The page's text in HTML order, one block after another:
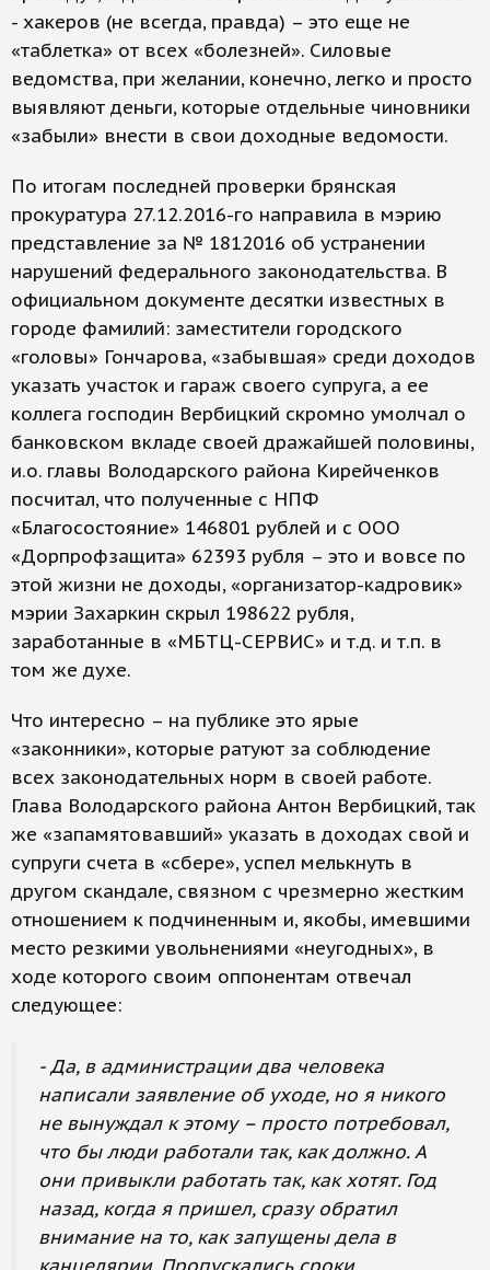
- хакеров (не всегда, правда) – это еще не
«таблетка» от всех «болезней». Силовые
ведомства, при желании, конечно, легко и просто
выявляют деньги, которые отдельные чиновники
«забыли» внести в свои доходные ведомости.
По итогам последней проверки брянская
прокуратура 27.12.2016-го направила в мэрию
представление за № 1812016 об устранении
нарушений федерального законодательства. В
официальном документе десятки известных в
городе фамилий: заместители городского
«головы» Гончарова, «забывшая» среди доходов
указать участок и гараж своего супруга, а ее
коллега господин Вербицкий скромно умолчал о
банковском вкладе своей дражайшей половины,
и.о. главы Володарского района Кирейченков
посчитал, что полученные с НПФ
«Благосостояние» 146801 рублей и с ООО
«Дорпрофзащита» 62393 рубля – это и вовсе по
этой жизни не доходы, «организатор-кадровик»
мэрии Захаркин скрыл 198622 рубля,
заработанные в «МБТЦ-СЕРВИС» и т.д. и т.п. в
том же духе.
Что интересно – на публике это ярые
«законники», которые ратуют за соблюдение
всех законодательных норм в своей работе.
Глава Володарского района Антон Вербицкий, так
же «запамятовавший» указать в доходах свой и
супруги счета в «сбере», успел мелькнуть в
другом скандале, связном с чрезмерно жестким
отношением к подчиненным и, якобы, имевшими
место резкими увольнениями «неугодных», в
ходе которого своим оппонентам отвечал
следующее:
- Да, в администрации два человека
написали заявление об уходе, но я никого
не вынуждал к этому – просто потребовал,
что бы люди работали так, как должно. А
они привыкли работать так, как хотят. Год
назад, когда я пришел, сразу обратил
внимание на то, как запущены дела в